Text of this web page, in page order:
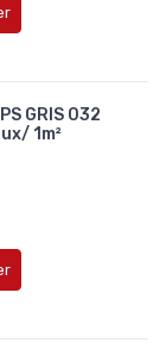
GRIS 032
1m²